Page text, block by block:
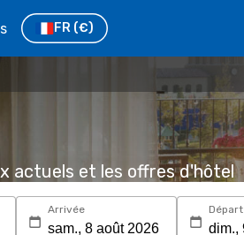
FR (€)
actuels et les offres d'hôtel
Arrivée Départ